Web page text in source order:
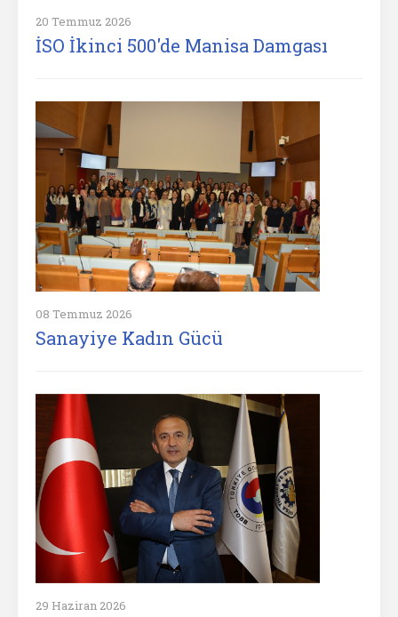
20 Temmuz 2026
İSO İkinci 500'de Manisa Damgası
08 Temmuz 2026
Sanayiye Kadın Gücü
29 Haziran 2026